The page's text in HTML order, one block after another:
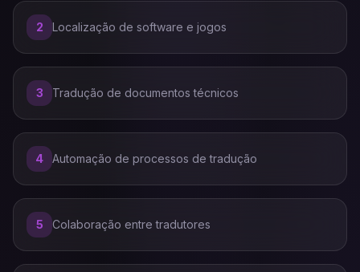
2 Localização de software e jogos
3 Tradução de documentos técnicos
4 Automação de processos de tradução
5 Colaboração entre tradutores